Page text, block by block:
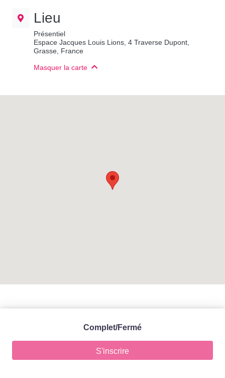
Lieu
Présentiel
Espace Jacques Louis Lions, 4 Traverse Dupont,
Grasse, France
Masquer la carte
Complet/Fermé
S'inscrire